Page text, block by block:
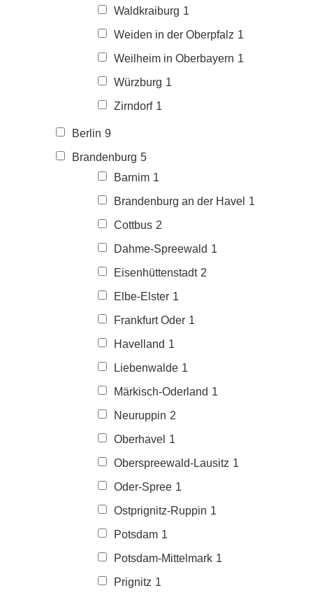
Waldkraiburg 1
Weiden in der Oberpfalz 1
Weilheim in Oberbayern 1
Würzburg 1
Zirndorf 1
Berlin 9
Brandenburg 5
Barnim 1
Brandenburg an der Havel 1
Cottbus 2
Dahme-Spreewald 1
Eisenhüttenstadt 2
Elbe-Elster 1
Frankfurt Oder 1
Havelland 1
Liebenwalde 1
Märkisch-Oderland 1
Neuruppin 2
Oberhavel 1
Oberspreewald-Lausitz 1
Oder-Spree 1
Ostprignitz-Ruppin 1
Potsdam 1
Potsdam-Mittelmark 1
Prignitz 1